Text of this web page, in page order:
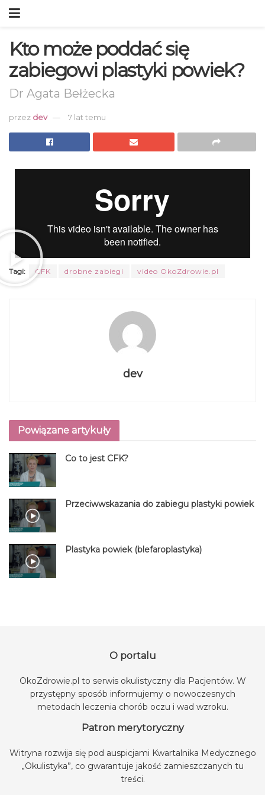
Kto może poddać się
zabiegowi plastyki powiek?
Dr Agata Bełżecka
przez dev 7 lat temu
Tagi: CFK drobne zabiegi video OkoZdrowie.pl
dev
Powiązane artykuły
Co to jest CFK?
Przeciwwskazania do zabiegu plastyki powiek
Plastyka powiek (blefaroplastyka)
O portalu
OkoZdrowie.pl to serwis okulistyczny dla Pacjentów. W
przystępny sposób informujemy o nowoczesnych
metodach leczenia chorób oczu i wad wzroku.
Patron merytoryczny
Witryna rozwija się pod auspicjami Kwartalnika Medycznego
„Okulistyka”, co gwarantuje jakość zamieszczanych tu
treści.